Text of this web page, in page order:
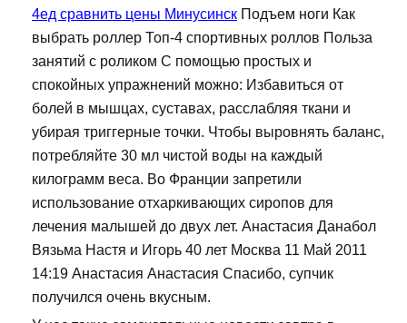
4ед сравнить цены Минусинск Подъем ноги Как
выбрать роллер Топ-4 спортивных роллов Польза
занятий с роликом С помощью простых и
спокойных упражнений можно: Избавиться от
болей в мышцах, суставах, расслабляя ткани и
убирая триггерные точки. Чтобы выровнять баланс,
потребляйте 30 мл чистой воды на каждый
килограмм веса. Во Франции запретили
использование отхаркивающих сиропов для
лечения малышей до двух лет. Анастасия Данабол
Вязьма Настя и Игорь 40 лет Москва 11 Май 2011
14:19 Анастасия Анастасия Спасибо, супчик
получился очень вкусным.